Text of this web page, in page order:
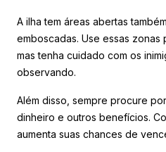
A ilha tem áreas abertas
emboscadas. Use essas zonas
mas tenha cuidado com os
observando.
Além disso, sempre procure
dinheiro e outros benefícios.
aumenta suas chances de